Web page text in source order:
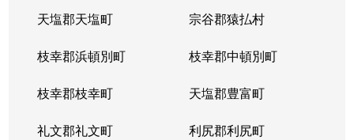
天塩郡天塩町 宗谷郡猿払村
枝幸郡浜頓別町 枝幸郡中頓別町
枝幸郡枝幸町 天塩郡豊富町
礼文郡礼文町 利尻郡利尻町